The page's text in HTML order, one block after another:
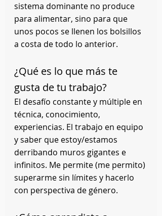
sistema dominante no produce
para alimentar, sino para que
unos pocos se llenen los bolsillos
a costa de todo lo anterior.
¿Qué es lo que más te
gusta de tu trabajo?
El desafío constante y múltiple en
técnica, conocimiento,
experiencias. El trabajo en equipo
y saber que estoy/estamos
derribando muros gigantes e
infinitos. Me permite (me permito)
superarme sin límites y hacerlo
con perspectiva de género.